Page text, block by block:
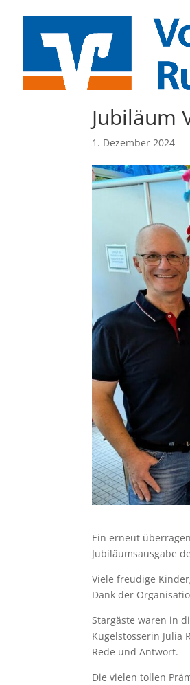
Jubiläum
1. Dezember 2024
Ein erneut
Jubiläumsausgabe
Viele freudige
Dank der
Stargäste waren in
Kugelstosserin
Rede und Antwort.
Die vielen tollen